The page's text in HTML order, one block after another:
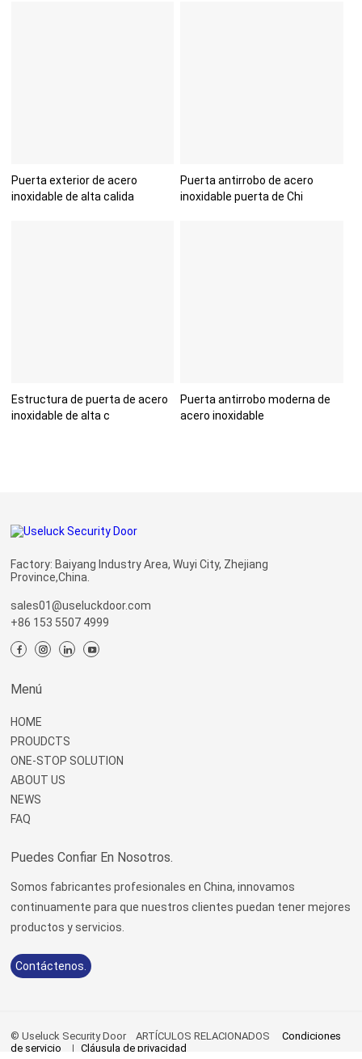
Puerta exterior de acero
inoxidable de alta calida
Puerta antirrobo de acero
inoxidable puerta de Chi
Estructura de puerta de acero
inoxidable de alta c
Puerta antirrobo moderna de
acero inoxidable
Factory: Baiyang Industry Area, Wuyi City, Zhejiang
Province,China.
sales01@useluckdoor.com
+86 153 5507 4999
Menú
HOME
PROUDCTS
ONE-STOP SOLUTION
ABOUT US
NEWS
FAQ
Puedes Confiar En Nosotros.
Somos fabricantes profesionales en China, innovamos
continuamente para que nuestros clientes puedan tener mejores
productos y servicios.
Contáctenos.
© Useluck Security DoorARTÍCULOS RELACIONADOS
Condiciones
de servicio
Cláusula de privacidad